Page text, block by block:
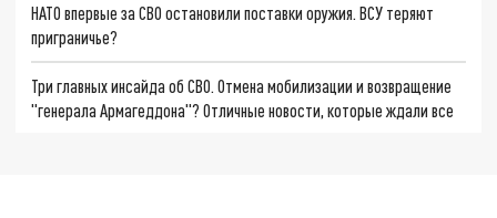
НАТО впервые за СВО остановили поставки оружия. ВСУ теряют
приграничье?
Три главных инсайда об СВО. Отмена мобилизации и возвращение
"генерала Армагеддона"? Отличные новости, которые ждали все